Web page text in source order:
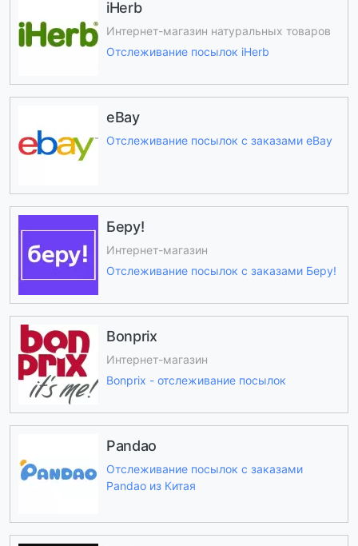
iHerb
Интернет-магазин натуральных товаров
Отслеживание посылок iHerb
eBay
Отслеживание посылок с заказами eBay
Беру!
Интернет-магазин
Отслеживание посылок с заказами Беру!
Bonprix
Интернет-магазин
Bonprix - отслеживание посылок
Pandao
Отслеживание посылок с заказами
Pandao из Китая